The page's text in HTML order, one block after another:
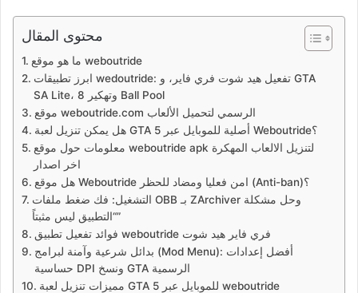
محتوى المقال
ما هو موقع weboutride
ابرز تطبيقات wedoutride: تفعيل هيد شوت فري فاير، و GTA
SA Lite، وتهكير 8 Ball Pool
هل يمكن تنزيل لعبة GTA 5 أصلية للموبايل عبر Weboutride؟
معلومات حول موقع weboutride apk لتنزيل الالعاب المهكرة
اخر اصدار
هل موقع Weboutride امن فعليا ومضاد للحظر (Anti-ban)؟
التشغيل: فك ضغط ملفات OBB بـ ZArchiver وحل مشكلة
“التطبيق ليس مثبتاً”
فوائد تفعيل تطبيق weboutride فري فاير هيد شوت
بدائل شرعية وآمنة لبرامج (Mod Menu): أفضل إعدادات
حساسية DPI ونسخ GTA الرسمية
مميزات تنزيل لعبة GTA 5 للموبايل عبر weboutride